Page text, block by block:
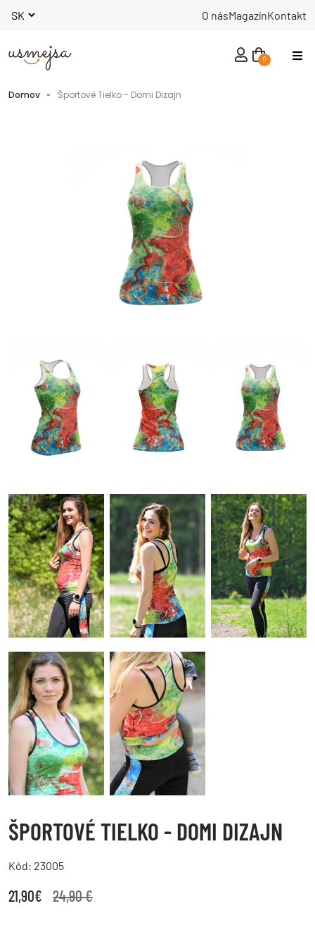
O násMagazínKontakt
NOVINKY
Nie ste členom? Zaregistrujte sa.
0
Domov Športové Tielko - Domi Dizajn
ŠPORTOVÉ TIELKO - DOMI DIZAJN
Kód: 23005
21,90€ 24,90 €